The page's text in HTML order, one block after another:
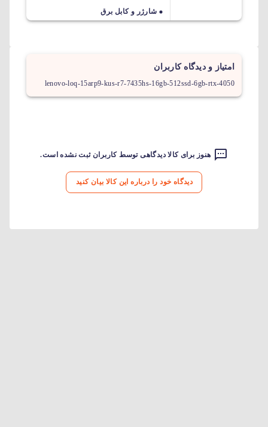
شارژر و کابل برق
امتیاز و دیدگاه کاربران
lenovo-loq-15arp9-kus-r7-7435hs-16gb-512ssd-6gb-rtx-4050
هنوز برای کالا دیدگاهی توسط کاربران ثبت نشده است.
دیدگاه خود را درباره این کالا بیان کنید